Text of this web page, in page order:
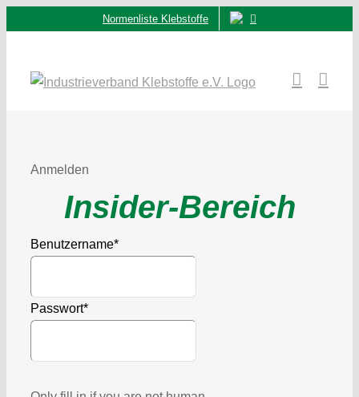
Normenliste Klebstoffe
Anmelden
Insider-Bereich
Benutzername*
Passwort*